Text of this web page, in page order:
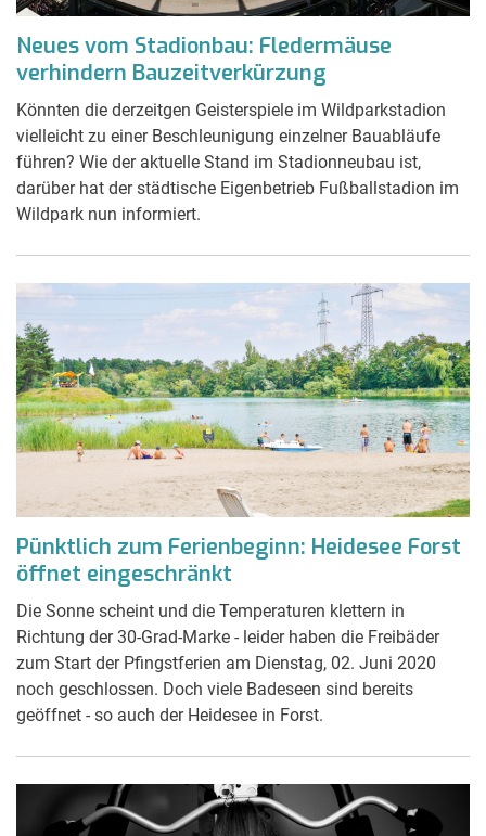
Neues vom Stadionbau: Fledermäuse
verhindern Bauzeitverkürzung
Könnten die derzeitgen Geisterspiele im Wildparkstadion
vielleicht zu einer Beschleunigung einzelner Bauabläufe
führen? Wie der aktuelle Stand im Stadionneubau ist,
darüber hat der städtische Eigenbetrieb Fußballstadion im
Wildpark nun informiert.
Pünktlich zum Ferienbeginn: Heidesee Forst
öffnet eingeschränkt
Die Sonne scheint und die Temperaturen klettern in
Richtung der 30-Grad-Marke - leider haben die Freibäder
zum Start der Pfingstferien am Dienstag, 02. Juni 2020
noch geschlossen. Doch viele Badeseen sind bereits
geöffnet - so auch der Heidesee in Forst.